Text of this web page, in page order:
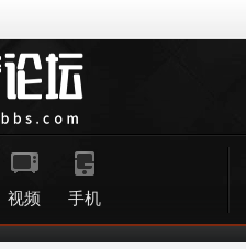
视频 手机